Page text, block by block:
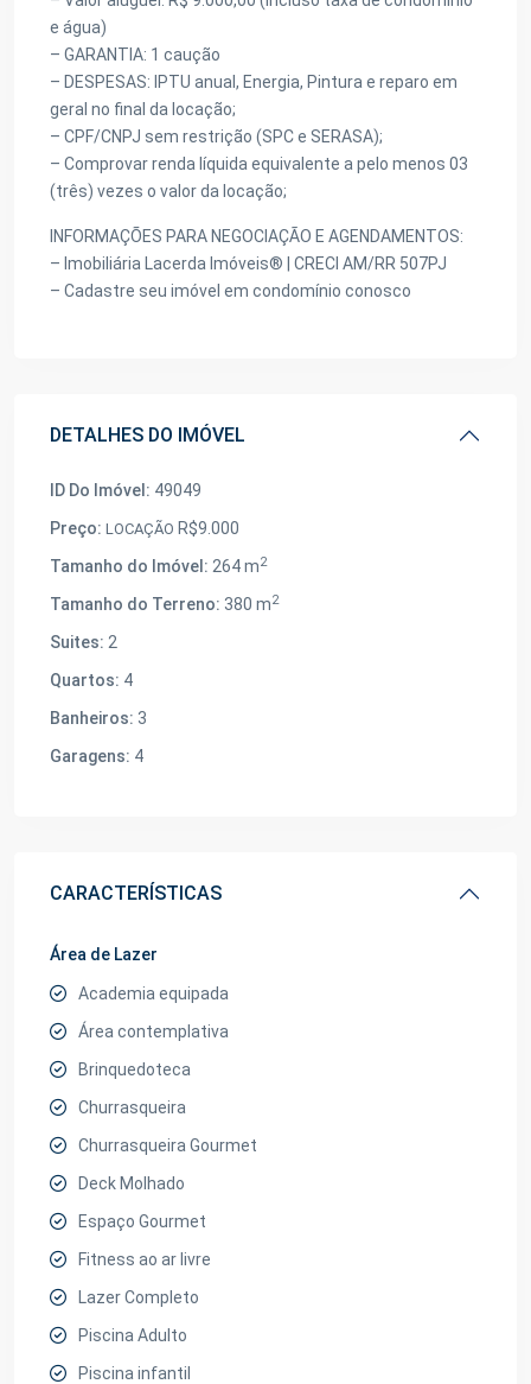
e água)
– GARANTIA: 1 caução
– DESPESAS: IPTU anual, Energia, Pintura e reparo em
geral no final da locação;
– CPF/CNPJ sem restrição (SPC e SERASA);
– Comprovar renda líquida equivalente a pelo menos 03
(três) vezes o valor da locação;
INFORMAÇÕES PARA NEGOCIAÇÃO E AGENDAMENTOS:
– Imobiliária Lacerda Imóveis® | CRECI AM/RR 507PJ
– Cadastre seu imóvel em condomínio conosco
DETALHES DO IMÓVEL
ID Do Imóvel: 49049
Preço: LOCAÇÃO R$9.000
Tamanho do Imóvel: 264 m2
Tamanho do Terreno: 380 m2
Suites: 2
Quartos: 4
Banheiros: 3
Garagens: 4
CARACTERÍSTICAS
Área de Lazer
Academia equipada
Área contemplativa
Brinquedoteca
Churrasqueira
Churrasqueira Gourmet
Deck Molhado
Espaço Gourmet
Fitness ao ar livre
Lazer Completo
Piscina Adulto
Piscina infantil